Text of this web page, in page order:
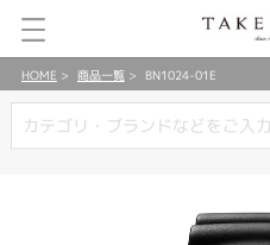
HOME 商品一覧 BN1024-01E